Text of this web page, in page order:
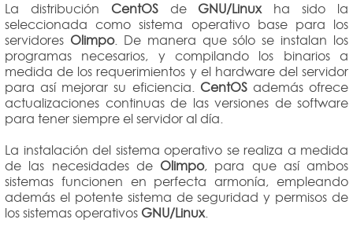
La distribución CentOSde GNU/Linuxha sido la
seleccionada como sistema operativo base para los
servidores Olimpo. De manera que sólo se instalan los
programas necesarios, y compilando los binarios a
medida de los requerimientos y el hardware del servidor
para así mejorar su eficiencia. CentOSademás ofrece
actualizaciones continuas de las versiones de software
para tener siempre el servidor al día.
La instalación del sistema operativo se realiza a medida
de las necesidades de Olimpo, para que así ambos
sistemas funcionen en perfecta armonía, empleando
además el potente sistema de seguridad y permisos de
los sistemas operativos GNU/Linux.